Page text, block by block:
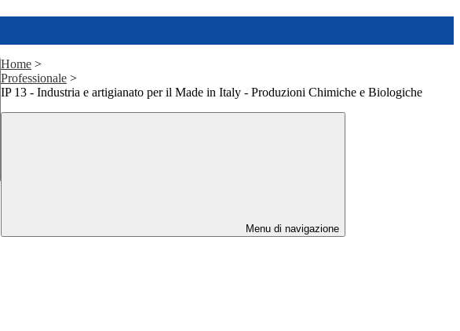
Home >
Professionale >
IP 13 - Industria e artigianato per il Made in Italy - Produzioni Chimiche e Biologiche
Menu di navigazione